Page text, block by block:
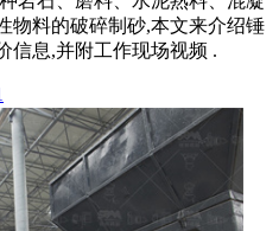
物料的破碎制砂,本文来介绍锤
信息,并附工作现场视频 .